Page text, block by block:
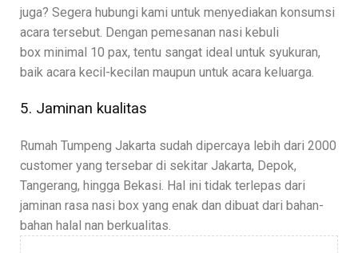
juga? Segera hubungi kami untuk menyediakan konsumsi
acara tersebut. Dengan pemesanan nasi kebuli
box minimal 10 pax, tentu sangat ideal untuk syukuran,
baik acara kecil-kecilan maupun untuk acara keluarga.
5. Jaminan kualitas
Rumah Tumpeng Jakarta sudah dipercaya lebih dari 2000
customer yang tersebar di sekitar Jakarta, Depok,
Tangerang, hingga Bekasi. Hal ini tidak terlepas dari
jaminan rasa nasi box yang enak dan dibuat dari bahan-
bahan halal nan berkualitas.